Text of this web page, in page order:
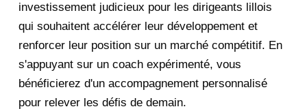
investissement judicieux pour les dirigeants lillois
qui souhaitent accélérer leur développement et
renforcer leur position sur un marché compétitif. En
s'appuyant sur un coach expérimenté, vous
bénéficierez d'un accompagnement personnalisé
pour relever les défis de demain.